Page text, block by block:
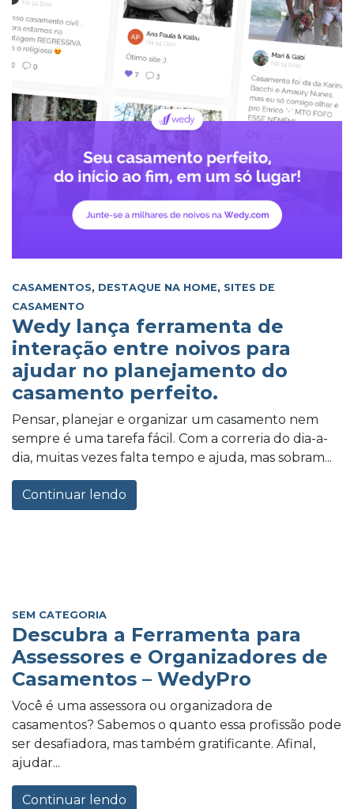
CASAMENTOS, DESTAQUE NA HOME, SITES DE
CASAMENTO
Wedy lança ferramenta de
interação entre noivos para
ajudar no planejamento do
casamento perfeito.
Pensar, planejar e organizar um casamento nem
sempre é uma tarefa fácil. Com a correria do dia-a-
dia, muitas vezes falta tempo e ajuda, mas sobram...
Continuar lendo
SEM CATEGORIA
Descubra a Ferramenta para
Assessores e Organizadores de
Casamentos – WedyPro
Você é uma assessora ou organizadora de
casamentos? Sabemos o quanto essa profissão pode
ser desafiadora, mas também gratificante. Afinal,
ajudar...
Continuar lendo